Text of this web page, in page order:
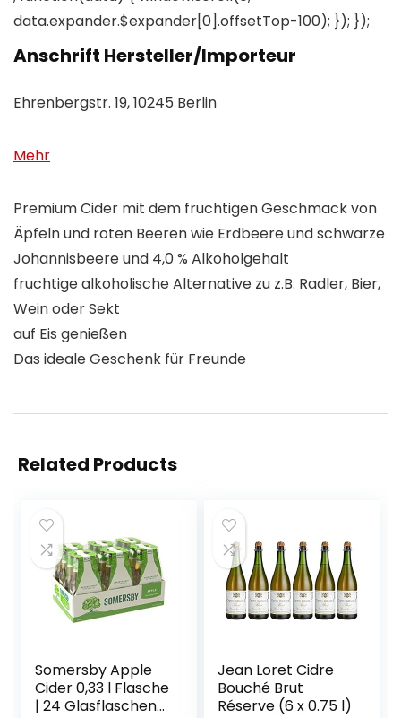
data.expander.$expander[0].offsetTop-100); }); });
Anschrift Hersteller/Importeur
Ehrenbergstr. 19, 10245 Berlin
Mehr
Premium Cider mit dem fruchtigen Geschmack von
Äpfeln und roten Beeren wie Erdbeere und schwarze
Johannisbeere und 4,0 % Alkoholgehalt
fruchtige alkoholische Alternative zu z.B. Radler, Bier,
Wein oder Sekt
auf Eis genießen
Das ideale Geschenk für Freunde
Related Products
Somersby Apple
Cider 0,33 l Flasche
| 24 Glasflaschen
Jean Loret Cidre
Bouché Brut
Réserve (6 x 0.75 l)